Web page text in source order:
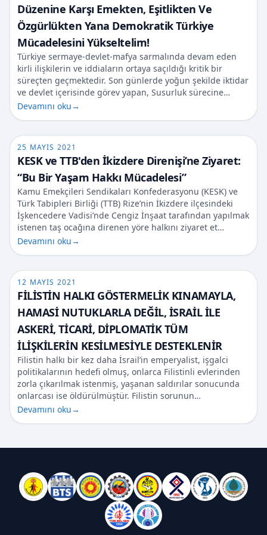
Düzenine Karşı Emekten, Eşitlikten Ve
Özgürlükten Yana Demokratik Türkiye
Mücadelesini Yükseltelim!
Türkiye sermaye-devlet-mafya sarmalında devam eden
kirli ilişkilerin ve iddiaların ortaya saçıldığı kritik bir
süreçten geçmektedir. Son günlerde yoğun şekilde iktidar
ve devlet içerisinde görev yapan, Susurluk sürecine…
Devamını oku→
25 MAYIS 2021
KESK ve TTB'den İkizdere Direnişi’ne Ziyaret:
“Bu Bir Yaşam Hakkı Mücadelesi”
Kamu Emekçileri Sendikaları Konfederasyonu (KESK) ve
Türk Tabipleri Birliği (TTB) Rize’nin İkizdere ilçesindeki
İşkencedere Vadisi’nde Cengiz İnşaat tarafından yapılmak
istenen taş ocağına direnen yöre halkını ziyaret et…
Devamını oku→
12 MAYIS 2021
FİLİSTİN HALKI GÖSTERMELİK KINAMAYLA,
HAMASİ NUTUKLARLA DEĞİL, İSRAİL İLE
ASKERİ, TİCARİ, DİPLOMATİK TÜM
İLİŞKİLERİN KESİLMESİYLE DESTEKLENİR
Filistin halkı bir kez daha İsrail’in emperyalist, işgalci
politikalarının hedefi olmuş, onlarca Filistinli evlerinden
zorla çıkarılmak istenmiş, yaşanan saldırılar sonucunda
onlarcası ise öldürülmüştür. Filistin sorunun…
Devamını oku→